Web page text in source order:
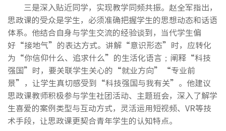
三是深入贴近同学，实现教学同频共振。赵全军指出，
思政课的受众是学生，必须准确把握学生的思想动态和话语
体系。他结合自身与学生交流的经验谈到，当代学生偏
好“接地气”的表达方式。讲解“意识形态”时，应转化
为“你信仰什么、追求什么”的生活化语言；阐释“科技
强国”时，要关联学生关心的“就业方向”“专业前
景”，让学生真切感受到“科技强国与我有关”。他建议
思政课教师积极参与学生社团活动、主题班会，深入了解学
生喜爱的案例类型与互动方式，灵活运用短视频、VR等技
术手段，让思政课更契合青年学生的认知特点。